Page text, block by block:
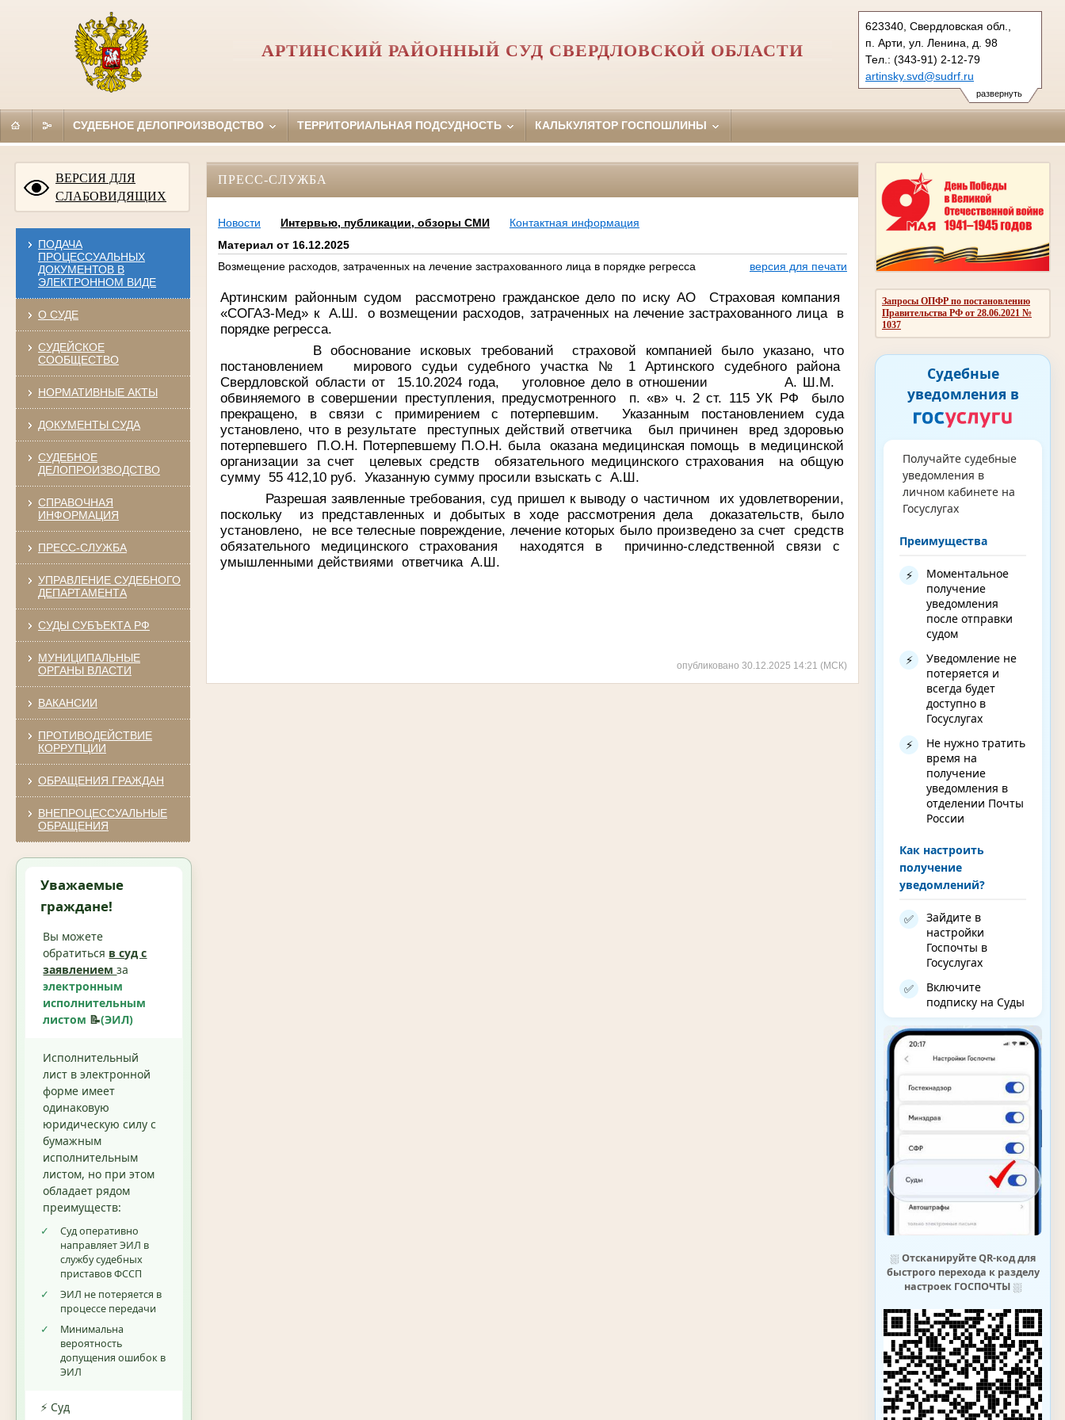
развернуть
623340, Свердловская обл.,
п. Арти, ул. Ленина, д. 98
Тел.: (343-91) 2-12-79
artinsky.svd@sudrf.ru
АРТИНСКИЙ РАЙОННЫЙ СУД СВЕРДЛОВСКОЙ ОБЛАСТИ
СУДЕБНОЕ ДЕЛОПРОИЗВОДСТВО ТЕРРИТОРИАЛЬНАЯ ПОДСУДНОСТЬ КАЛЬКУЛЯТОР ГОСПОШЛИНЫ
ВЕРСИЯ ДЛЯ
СЛАБОВИДЯЩИХ
ПОДАЧА
ПРОЦЕССУАЛЬНЫХ
ДОКУМЕНТОВ В
ЭЛЕКТРОННОМ ВИДЕ
О СУДЕ
СУДЕЙСКОЕ
СООБЩЕСТВО
НОРМАТИВНЫЕ АКТЫ
ДОКУМЕНТЫ СУДА
СУДЕБНОЕ
ДЕЛОПРОИЗВОДСТВО
СПРАВОЧНАЯ
ИНФОРМАЦИЯ
ПРЕСС-СЛУЖБА
УПРАВЛЕНИЕ СУДЕБНОГО
ДЕПАРТАМЕНТА
СУДЫ СУБЪЕКТА РФ
МУНИЦИПАЛЬНЫЕ
ОРГАНЫ ВЛАСТИ
ВАКАНСИИ
ПРОТИВОДЕЙСТВИЕ
КОРРУПЦИИ
ОБРАЩЕНИЯ ГРАЖДАН
ВНЕПРОЦЕССУАЛЬНЫЕ
ОБРАЩЕНИЯ
Уважаемые
граждане!
Вы можете
обратиться в суд с
заявлениемза
электронным
исполнительным
листом 📝(ЭИЛ)
Исполнительный
лист в электронной
форме имеет
одинаковую
юридическую силу с
бумажным
исполнительным
листом, но при этом
обладает рядом
преимуществ:
✓
Суд оперативно
направляет ЭИЛ в
службу судебных
приставов ФССП
✓
ЭИЛ не потеряется в
процессе передачи
✓
Минимальна
вероятность
допущения ошибок в
ЭИЛ
⚡ Суд
Запросы ОПФР по постановлению
Правительства РФ от 28.06.2021 №
1037
Судебные
уведомления в
Получайте судебные
уведомления в
личном кабинете на
Госуслугах
Преимущества
⚡
Моментальное
получение
уведомления
после отправки
судом
⚡
Уведомление не
потеряется и
всегда будет
доступно в
Госуслугах
⚡
Не нужно тратить
время на
получение
уведомления в
отделении Почты
России
Как настроить
получение
уведомлений?
✅
Зайдите в
настройки
Госпочты в
Госуслугах
✅
Включите
подписку на Суды
⛆ Отсканируйте QR-код для
быстрого перехода к разделу
настроек ГОСПОЧТЫ⛆
ПРЕСС-СЛУЖБА
Новости Интервью, публикации, обзоры СМИ
Контактная информация
Материал от 16.12.2025
Возмещение расходов, затраченных на лечение застрахованного лица в порядке регресса
версия для печати
Артинским районным судом рассмотрено гражданское дело по искуАО Страховая компания
«СОГАЗ-Мед» к А.Ш. о возмещении расходов, затраченных на лечение застрахованного лица в
порядке регресса.
В обоснование исковых требований страховой компанией было указано, что
постановлением мирового судьи судебного участка № 1 Артинского судебного района
Свердловской области от 15.10.2024 года, уголовное дело в отношении А. Ш.М.
обвиняемого в совершении преступления, предусмотренного п. «в» ч. 2 ст. 115 УК РФ было
прекращено, в связи с примирением с потерпевшим. Указанным постановлением суда
установлено, что в результате преступных действий ответчика был причинен вред здоровью
потерпевшего П.О.Н. Потерпевшему П.О.Н. была оказана медицинская помощь в медицинской
организации за счет целевых средств обязательного медицинского страхования на общую
сумму 55 412,10 руб. Указанную сумму просили взыскать с А.Ш.
Разрешая заявленные требования, суд пришел к выводу о частичном их удовлетворении,
поскольку из представленных и добытых в ходе рассмотрения дела доказательств, было
установлено, не все телесные повреждение, лечение которых было произведено за счет средств
обязательного медицинского страхования находятся в причинно-следственной связи с
умышленными действиями ответчика А.Ш.
опубликовано 30.12.2025 14:21 (МСК)